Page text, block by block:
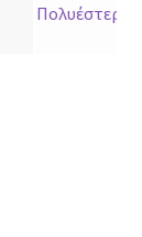
Πολυέστερ